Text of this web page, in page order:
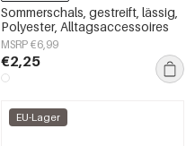
Sommerschals, gestreift, lässig,
Polyester, Alltagsaccessoires
MSRP €6,99
€2,25
EU-Lager